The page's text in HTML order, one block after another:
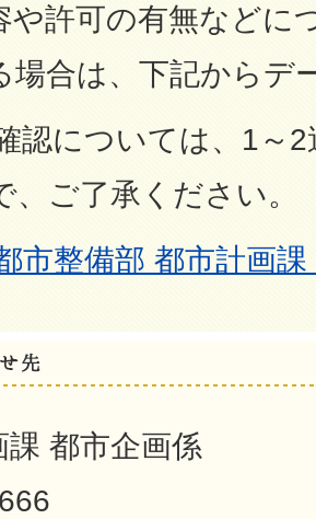
や許可の有無などに
場合は、下記からデ
認については、1～2
、ご了承ください。
市整備部 都市計画
課 都市企画係